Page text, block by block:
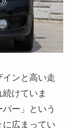
インと高い走
けていま
ー」という
広まってい